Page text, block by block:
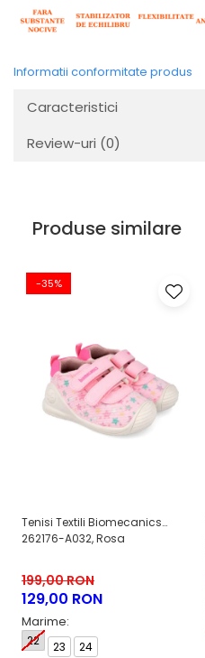
Informatii conformitate produs
Caracteristici
Review-uri (0)
Produse similare
-35%
Tenisi Textili Biomecanics
262176-A032, Rosa
199,00 RON
129,00 RON
Marime:
22 23 24